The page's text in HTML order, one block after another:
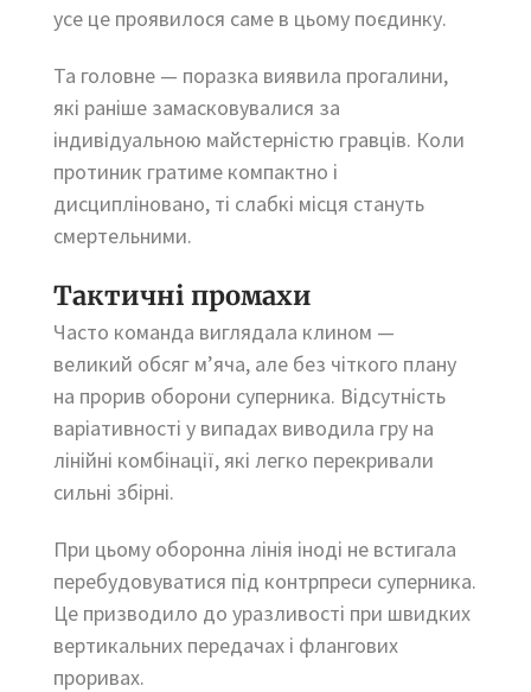
усе це проявилося саме в цьому поєдинку.
Та головне — поразка виявила прогалини,
які раніше замасковувалися за
індивідуальною майстерністю гравців. Коли
протиник гратиме компактно і
дисципліновано, ті слабкі місця стануть
смертельними.
Тактичні промахи
Часто команда виглядала клином —
великий обсяг м’яча, але без чіткого плану
на прорив оборони суперника. Відсутність
варіативності у випадах виводила гру на
лінійні комбінації, які легко перекривали
сильні збірні.
При цьому оборонна лінія іноді не встигала
перебудовуватися під контрпреси суперника.
Це призводило до уразливості при швидких
вертикальних передачах і флангових
проривах.